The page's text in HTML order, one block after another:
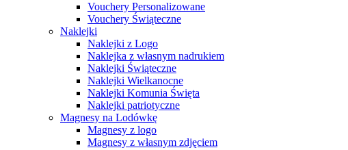
Vouchery Personalizowane
Vouchery Świąteczne
Naklejki
Naklejki z Logo
Naklejka z własnym nadrukiem
Naklejki Świąteczne
Naklejki Wielkanocne
Naklejki Komunia Święta
Naklejki patriotyczne
Magnesy na Lodówkę
Magnesy z logo
Magnesy z własnym zdjęciem